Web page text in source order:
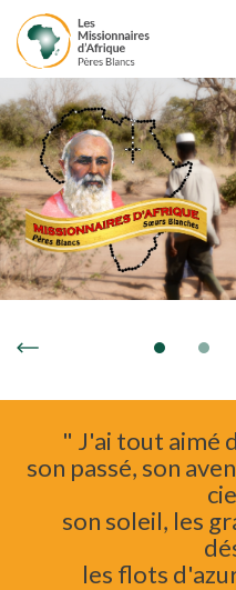
" J'ai tout aimé
son passé, son
son soleil, les
les flots